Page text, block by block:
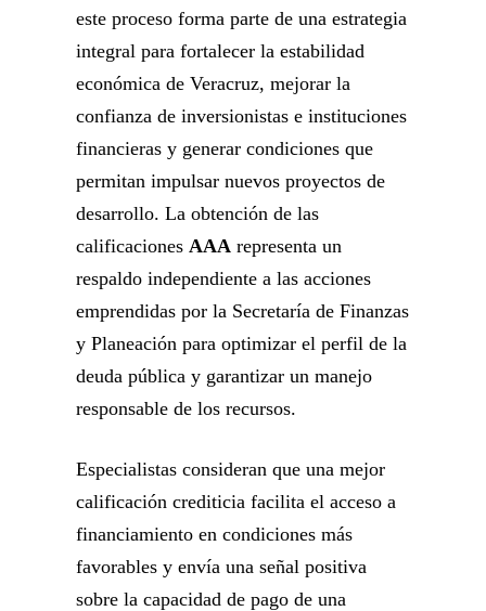
este proceso forma parte de una estrategia
integral para fortalecer la estabilidad
económica de Veracruz, mejorar la
confianza de inversionistas e instituciones
financieras y generar condiciones que
permitan impulsar nuevos proyectos de
desarrollo. La obtención de las
calificaciones AAA representa un
respaldo independiente a las acciones
emprendidas por la Secretaría de Finanzas
y Planeación para optimizar el perfil de la
deuda pública y garantizar un manejo
responsable de los recursos.
Especialistas consideran que una mejor
calificación crediticia facilita el acceso a
financiamiento en condiciones más
favorables y envía una señal positiva
sobre la capacidad de pago de una